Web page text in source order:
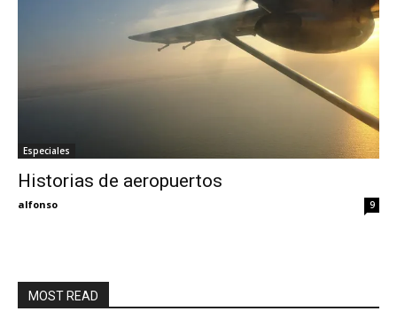
Thru
Especiales
Historias de aeropuertos
alfonso 9
MOST READ